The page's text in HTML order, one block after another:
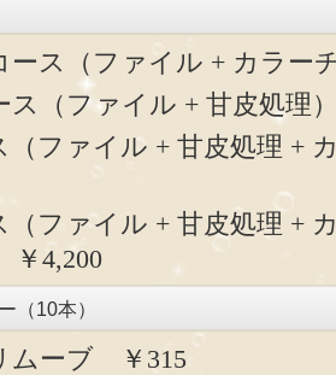
ース（ファイル + カラー
ス（ファイル + 甘皮処理
（ファイル + 甘皮処理 +
（ファイル + 甘皮処理 +
￥4,200
（10本）
ムーブ ￥315